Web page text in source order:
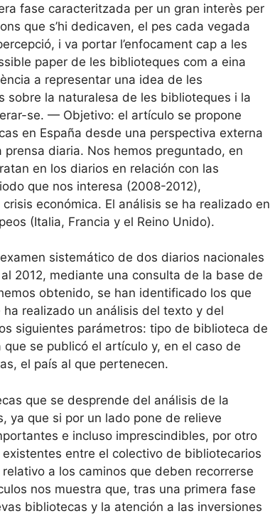
fase caracteritzada per un gran interès per
que s’hi dedicaven, el pes cada vegada
i va portar l’enfocament cap a les
paper de les biblioteques com a eina
a representar una idea de les
la naturalesa de les biblioteques i la
se. — Objetivo: el artículo se propone
en España desde una perspectiva externa
diaria. Nos hemos preguntado, en
en los diarios en relación con las
que nos interesa (2008-2012),
económica. El análisis se ha realizado en
(Italia, Francia y el Reino Unido).
sistemático de dos diarios nacionales
2012, mediante una consulta de la base de
obtenido, se han identificado los que
realizado un análisis del texto y del
siguientes parámetros: tipo de biblioteca de
se publicó el artículo y, en el caso de
el país al que pertenecen.
que se desprende del análisis de la
ya que si por un lado pone de relieve
e incluso imprescindibles, por otro
entre el colectivo de bibliotecarios
a los caminos que deben recorrerse
nos muestra que, tras una primera fase
bibliotecas y la atención a las inversiones